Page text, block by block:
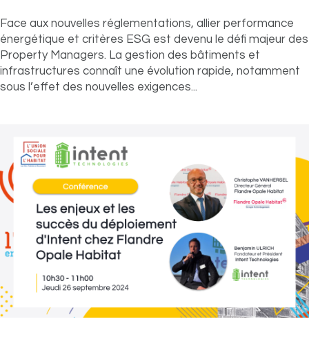
Face aux nouvelles réglementations, allier performance
énergétique et critères ESG est devenu le défi majeur des
Property Managers. La gestion des bâtiments et
infrastructures connaît une évolution rapide, notamment
sous l’effet des nouvelles exigences...